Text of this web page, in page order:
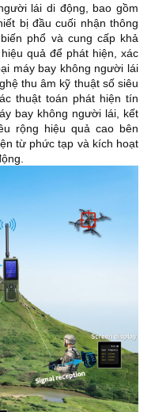
lái di động, bao gồm
bị đầu cuối nhận thông
phổ và cung cấp khả
quả để phát hiện, xác
máy bay không người lái
thu âm kỹ thuật số siêu
thuật toán phát hiện tín
bay không người lái, kết
rộng hiệu quả cao bên
từ phức tạp và kích hoạt